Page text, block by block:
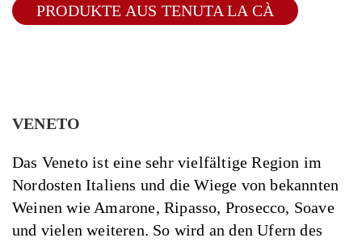
PRODUKTE AUS TENUTA LA CÀ
VENETO
Das Veneto ist eine sehr vielfältige Region im
Nordosten Italiens und die Wiege von bekannten
Weinen wie Amarone, Ripasso, Prosecco, Soave
und vielen weiteren. So wird an den Ufern des